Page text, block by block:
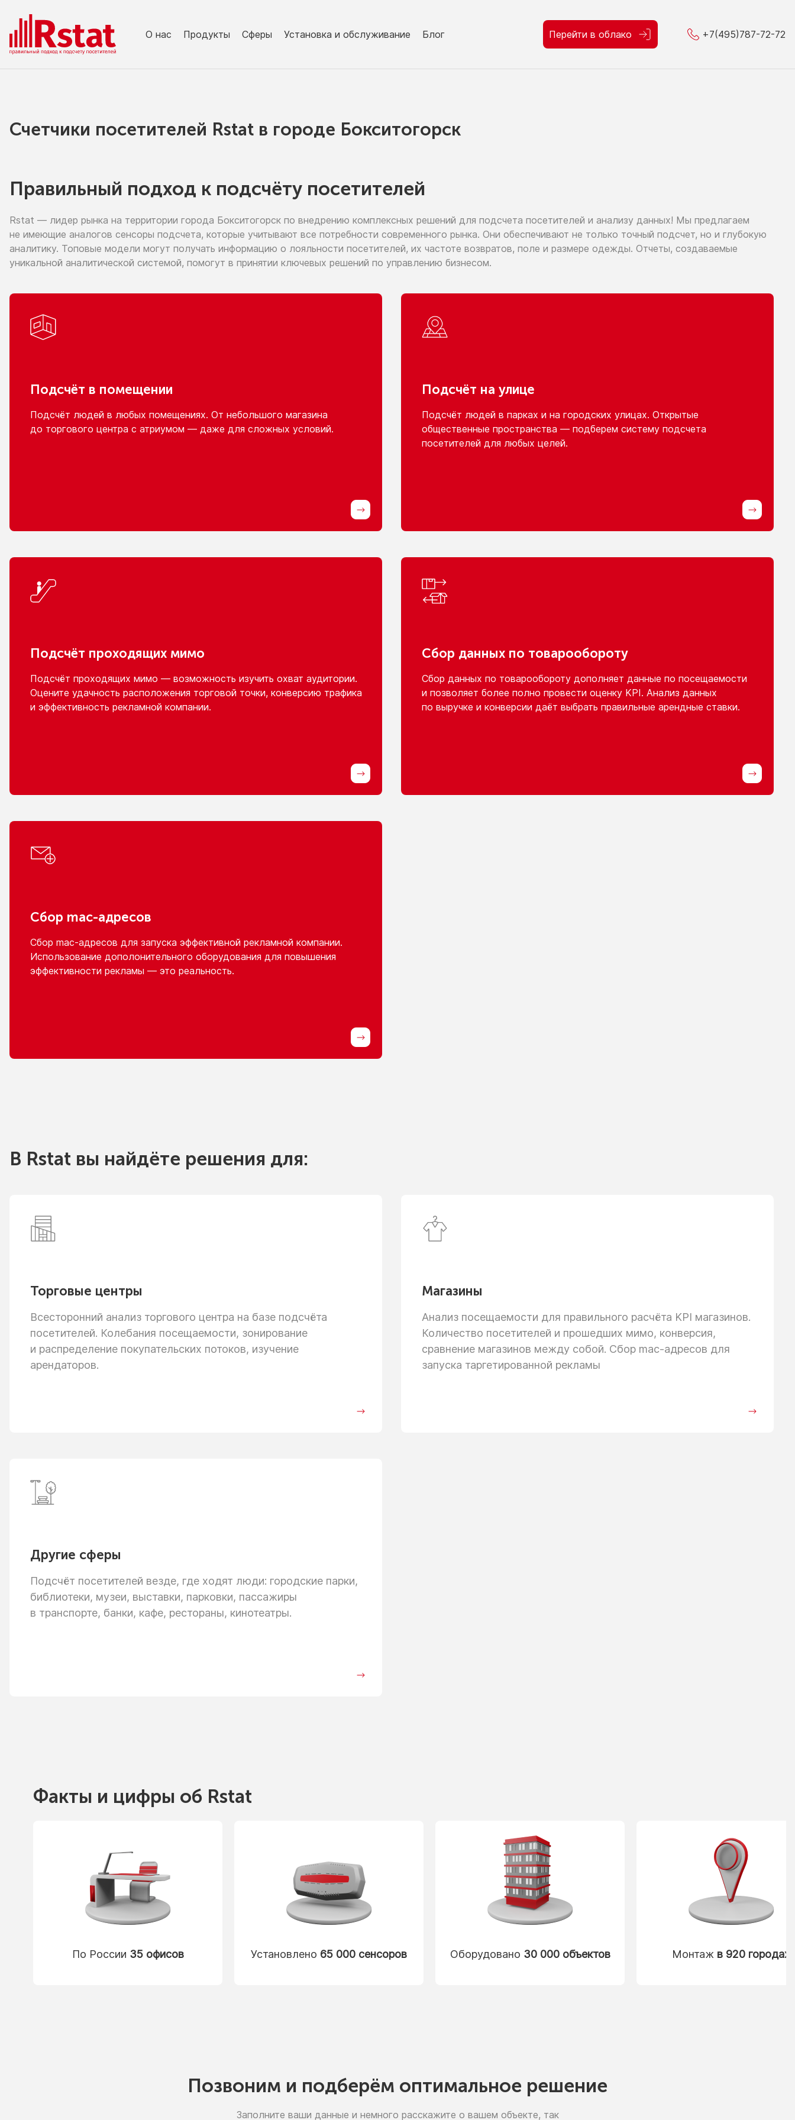
О нас Продукты Сферы Установка и обслуживание Блог Перейти в облако +7(495)787-72-72
Счетчики посетителей Rstat в городe Бокситогорск
Правильный подход к подсчёту посетителей
Rstat — лидер рынка на территории города Бокситогорск по внедрению комплексных решений для подсчета посетителей и анализу данных! Мы предлагаем
не имеющие аналогов сенсоры подсчета, которые учитывают все потребности современного рынка. Они обеспечивают не только точный подсчет, но и глубокую
аналитику. Топовые модели могут получать информацию о лояльности посетителей, их частоте возвратов, поле и размере одежды. Отчеты, создаваемые
уникальной аналитической системой, помогут в принятии ключевых решений по управлению бизнесом.
Подсчёт в помещении
Подсчёт людей в любых помещениях. От небольшого магазина
до торгового центра с атриумом — даже для сложных условий.
Подсчёт на улице
Подсчёт людей в парках и на городских улицах. Открытые
общественные пространства — подберем систему подсчета
посетителей для любых целей.
Подсчёт проходящих мимо
Подсчёт проходящих мимо — возможность изучить охват аудитории.
Оцените удачность расположения торговой точки, конверсию трафика
и эффективность рекламной компании.
Сбор данных по товарообороту
Сбор данных по товарооборотудополняет данные по посещаемости
и позволяет более полно провести оценку KPI. Анализ данных
по выручке и конверсии даёт выбрать правильные арендные ставки.
Сбор mac-адресов
Сбор mac-адресов для запуска эффективной рекламной компании.
Использование дополонительного оборудования для повышения
эффективности рекламы — это реальность.
В Rstat вы найдёте решения для:
Торговые центры
Всесторонний анализ торгового центра на базе подсчёта
посетителей. Колебания посещаемости, зонирование
и распределение покупательских потоков, изучение
арендаторов.
Магазины
Анализ посещаемости для правильного расчёта KPI магазинов.
Количество посетителей и прошедших мимо, конверсия,
сравнение магазинов между собой. Сбор mac-адресов для
запуска таргетированной рекламы
Другие сферы
Подсчёт посетителей везде, где ходят люди: городские парки,
библиотеки, музеи, выставки, парковки, пассажиры
в транспорте, банки, кафе, рестораны, кинотеатры.
Факты и цифры об Rstat
По России 35 офисов Установлено 65 000 сенсоров Оборудовано 30 000 объектов Монтаж в 920 городах
Позвоним и подберём оптимальное решение
Заполните ваши данные и немного расскажите о вашем объекте, так